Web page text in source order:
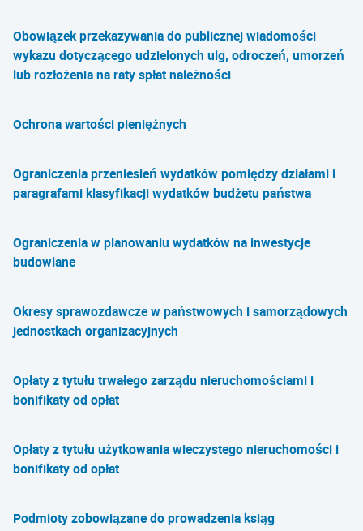
Obowiązek przekazywania do publicznej wiadomości
wykazu dotyczącego udzielonych ulg, odroczeń, umorzeń
lub rozłożenia na raty spłat należności
Ochrona wartości pieniężnych
Ograniczenia przeniesień wydatków pomiędzy działami i
paragrafami klasyfikacji wydatków budżetu państwa
Ograniczenia w planowaniu wydatków na inwestycje
budowlane
Okresy sprawozdawcze w państwowych i samorządowych
jednostkach organizacyjnych
Opłaty z tytułu trwałego zarządu nieruchomościami i
bonifikaty od opłat
Opłaty z tytułu użytkowania wieczystego nieruchomości i
bonifikaty od opłat
Podmioty zobowiązane do prowadzenia ksiąg